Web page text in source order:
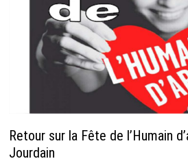
Retour sur la Fête de l’Humain
Jourdain